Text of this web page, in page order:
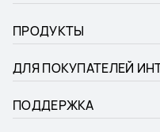
ПРОДУКТЫ
ДЛЯ ПОКУПАТЕЛЕЙ
ПОДДЕРЖКА